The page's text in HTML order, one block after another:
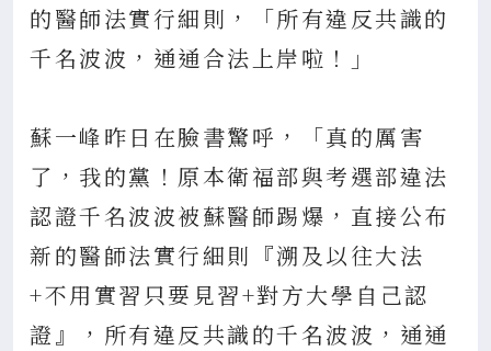
的醫師法實行細則，「所有違反共識的
千名波波，通通合法上岸啦！」
蘇一峰昨日在臉書驚呼，「真的厲害
了，我的黨！原本衛福部與考選部違法
認證千名波波被蘇醫師踢爆，直接公布
新的醫師法實行細則『溯及以往大法
+不用實習只要見習+對方大學自己認
證』，所有違反共識的千名波波，通通